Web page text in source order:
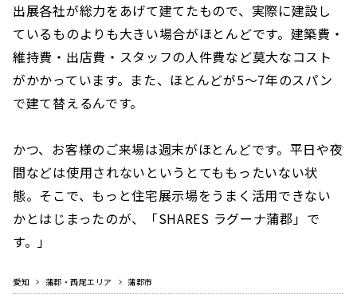
出展各社が総力をあげて建てたもので、実際に建設し
ているものよりも大きい場合がほとんどです。建築費・
維持費・出店費・スタッフの人件費など莫大なコスト
がかかっています。また、ほとんどが5〜7年のスパン
で建て替えるんです。
かつ、お客様のご来場は週末がほとんどです。平日や夜
間などは使用されないというとてももったいない状
態。そこで、もっと住宅展示場をうまく活用できない
かとはじまったのが、「SHARES ラグーナ蒲郡」で
す。」
愛知 蒲郡・西尾エリア
蒲郡市